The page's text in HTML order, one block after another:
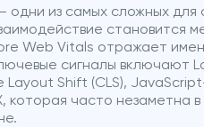
одни из самых сложных
становится
Web Vitals отражает
сигналы включают
Layout Shift (CLS),
которая часто незаметна